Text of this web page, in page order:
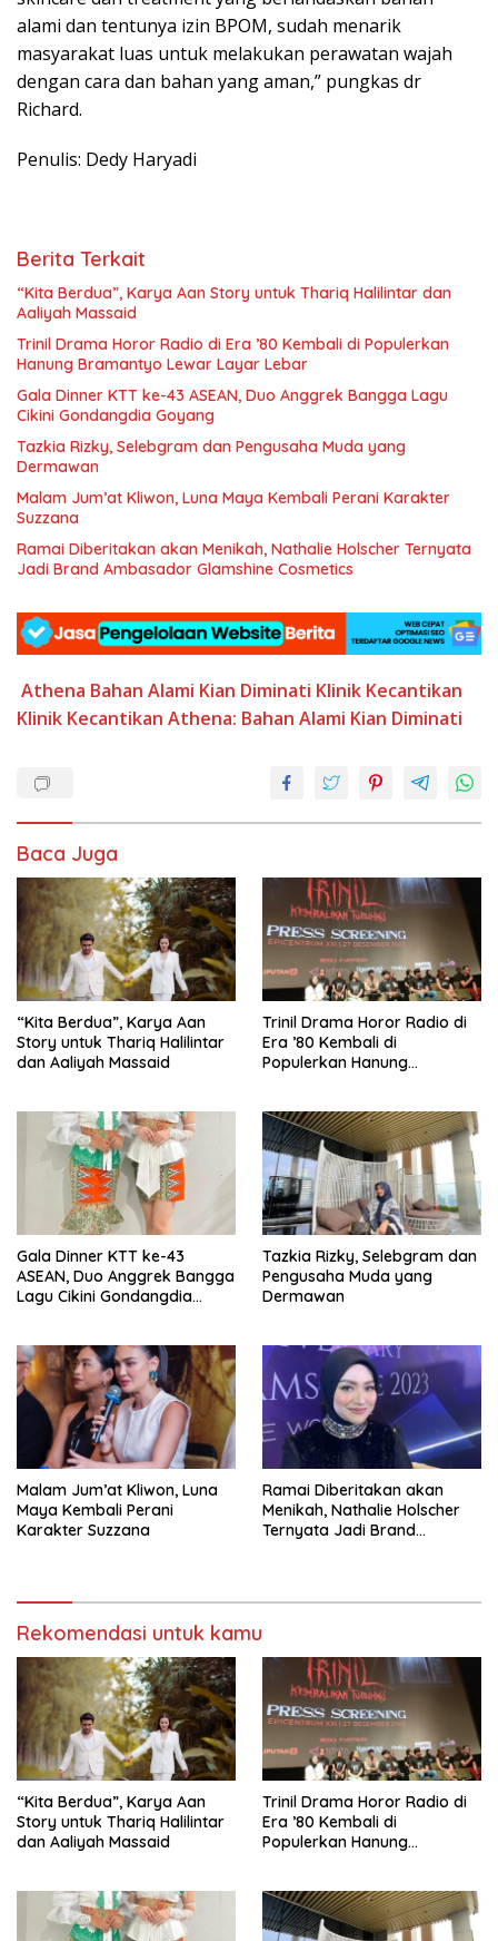
alami dan tentunya izin BPOM, sudah menarik
masyarakat luas untuk melakukan perawatan wajah
dengan cara dan bahan yang aman,” pungkas dr
Richard.
Penulis: Dedy Haryadi
Berita Terkait
“Kita Berdua”, Karya Aan Story untuk Thariq Halilintar dan
Aaliyah Massaid
­Trinil Drama Horor Radio di Era ’80 Kembali di Populerkan
Hanung Bramantyo Lewar Layar Lebar
Gala Dinner KTT ke-43 ASEAN, Duo Anggrek Bangga Lagu
Cikini Gondangdia Goyang
Tazkia Rizky, Selebgram dan Pengusaha Muda yang
Dermawan
Malam Jum’at Kliwon, Luna Maya Kembali Perani Karakter
Suzzana
Ramai Diberitakan akan Menikah, Nathalie Holscher Ternyata
Jadi Brand Ambasador Glamshine Cosmetics
Athena Bahan Alami Kian Diminati Klinik Kecantikan
Klinik Kecantikan Athena: Bahan Alami Kian Diminati
Baca Juga
“Kita Berdua”, Karya Aan
Story untuk Thariq Halilintar
dan Aaliyah Massaid
­Trinil Drama Horor Radio di
Era ’80 Kembali di
Populerkan Hanung
Gala Dinner KTT ke-43
ASEAN, Duo Anggrek Bangga
Lagu Cikini Gondangdia
Tazkia Rizky, Selebgram dan
Pengusaha Muda yang
Dermawan
Malam Jum’at Kliwon, Luna
Maya Kembali Perani
Karakter Suzzana
Ramai Diberitakan akan
Menikah, Nathalie Holscher
Ternyata Jadi Brand
Rekomendasi untuk kamu
“Kita Berdua”, Karya Aan
Story untuk Thariq Halilintar
dan Aaliyah Massaid
­Trinil Drama Horor Radio di
Era ’80 Kembali di
Populerkan Hanung